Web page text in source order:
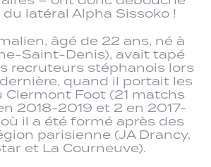
latéral Alpha Sissoko !
âgé de 22 ans, né à
Saint-Denis), avait tapé
recruteurs stéphanois lors
quand il portait les
Clermont Foot (21 matchs
2018-2019 et 2 en 2017-
il a été formé après des
parisienne (JA Drancy,
et La Courneuve).